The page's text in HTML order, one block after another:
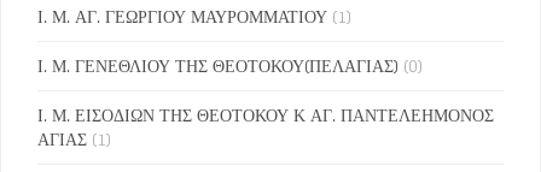
Ι. Μ. ΑΓ. ΓΕΩΡΓΙΟΥ ΜΑΥΡΟΜΜΑΤΙΟΥ (1)
Ι. Μ. ΓΕΝΕΘΛΙΟΥ ΤΗΣ ΘΕΟΤΟΚΟΥ(ΠΕΛΑΓΙΑΣ) (0)
Ι. Μ. ΕΙΣΟΔΙΩΝ ΤΗΣ ΘΕΟΤΟΚΟΥ Κ ΑΓ. ΠΑΝΤΕΛΕΗΜΟΝΟΣ
ΑΓΙΑΣ (1)